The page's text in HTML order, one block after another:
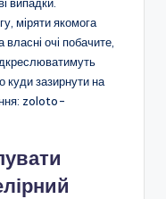
міряти якомога
очі побачите,
куди зазирнути на
zoloto-